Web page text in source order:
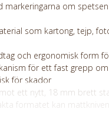
markeringarna om
som kartong, tejp,
och ergonomisk form
för ett fast grepp
för skador
ett nytt, 18 mm brett
formatet kan mattkniven